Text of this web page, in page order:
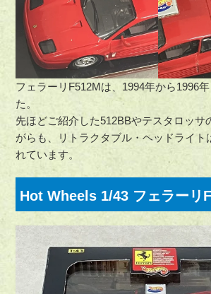
フェラーリF512Mは、1994年から1996
た。
先ほどご紹介した512BBやテスタロッサ
がらも、リトラクタブル・ヘッドライト
れています。
Hot Wheels 1/43 フェラーリ